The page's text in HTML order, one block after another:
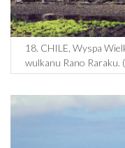
18. CHILE, Wyspa
wulkanu Rano Raraku.